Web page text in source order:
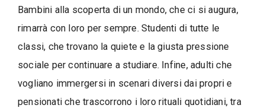
Bambini alla scoperta di un mondo, che ci si augura,
rimarrà con loro per sempre. Studenti di tutte le
classi, che trovano la quiete e la giusta pressione
sociale per continuare a studiare. Infine, adulti che
vogliano immergersi in scenari diversi dai propri e
pensionati che trascorrono i loro rituali quotidiani, tra